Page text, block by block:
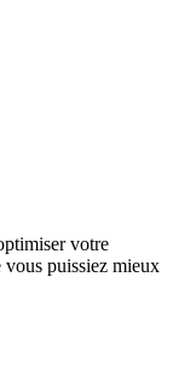
votre
puissiez mieux